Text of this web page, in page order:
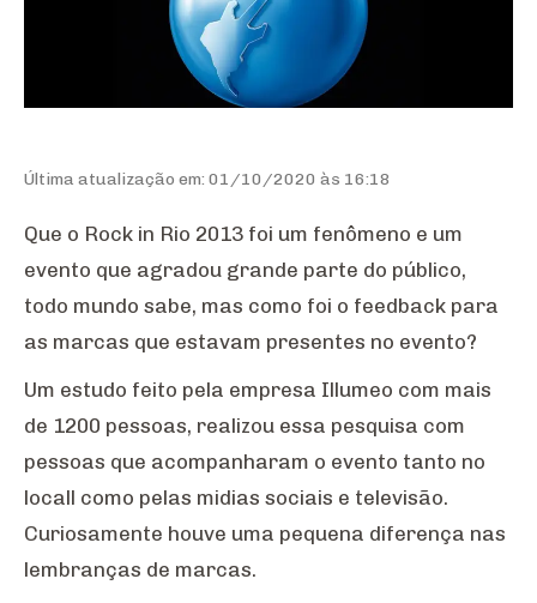
Última atualização em: 01/10/2020 às 16:18
Que o Rock in Rio 2013 foi um fenômeno e um
evento que agradou grande parte do público,
todo mundo sabe, mas como foi o feedback para
as marcas que estavam presentes no evento?
Um estudo feito pela empresa Illumeo com mais
de 1200 pessoas, realizou essa pesquisa com
pessoas que acompanharam o evento tanto no
locall como pelas midias sociais e televisão.
Curiosamente houve uma pequena diferença nas
lembranças de marcas.